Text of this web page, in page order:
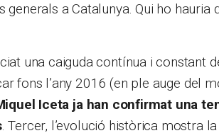
a Catalunya. Qui ho hauria
una caiguda contínua i constant
fons l’any 2016 (en ple auge del
Iceta ja han confirmat una
. Tercer, l’evolució històrica mostra